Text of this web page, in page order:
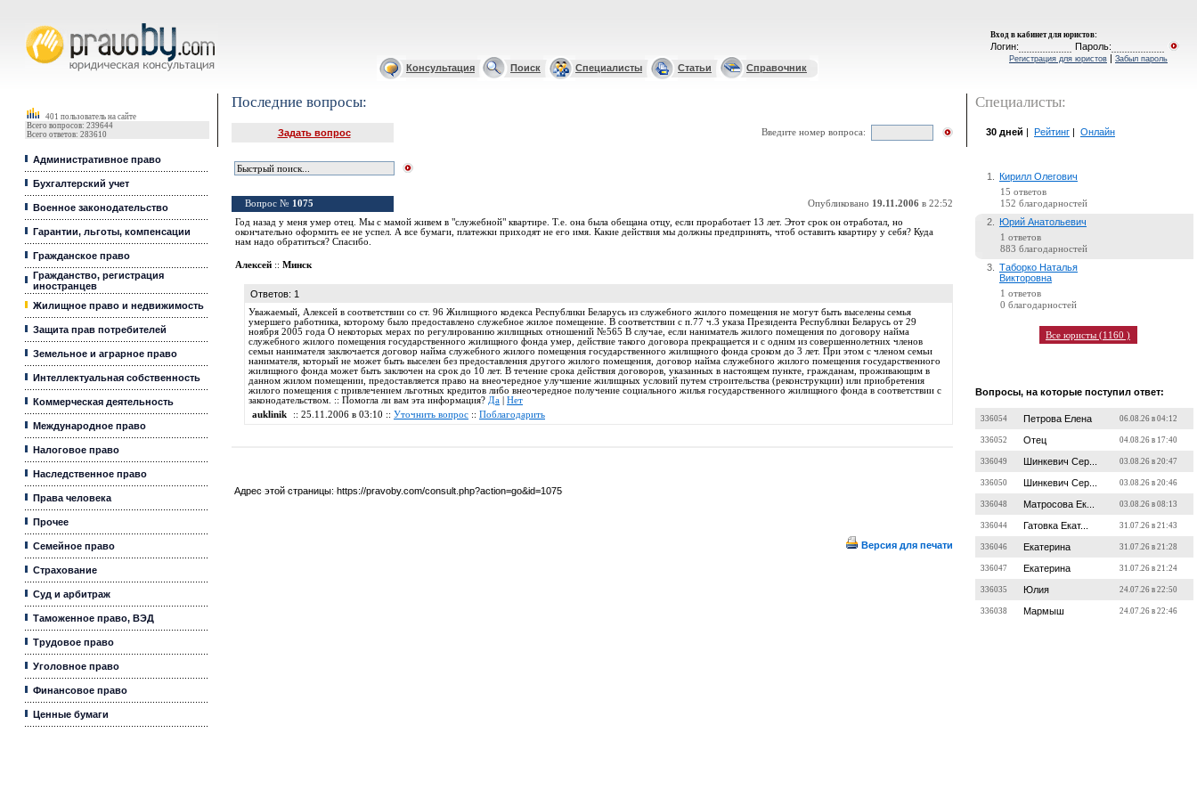
Вход в кабинет для юристов:
Логин: Пароль:
Регистрация для юристов | Забыл пароль
Консультация Поиск Специалисты Статьи Справочник
401 пользователь на сайте
Всего вопросов: 239644
Всего ответов: 283610
Административное право
Бухгалтерский учет
Военное законодательство
Гарантии, льготы, компенсации
Гражданское право
Гражданство, регистрация
иностранцев
Жилищное право и недвижимость
Защита прав потребителей
Земельное и аграрное право
Интеллектуальная собственность
Коммерческая деятельность
Международное право
Налоговое право
Наследственное право
Права человека
Прочее
Семейное право
Страхование
Суд и арбитраж
Таможенное право, ВЭД
Трудовое право
Уголовное право
Финансовое право
Ценные бумаги
Последние вопросы:
Задать вопрос Введите номер вопроса:
Вопрос № 1075 Опубликовано 19.11.2006 в 22:52
Год назад у меня умер отец. Мы с мамой живем в "служебной" квартире. Т.е. она была обещана отцу, если проработает 13 лет. Этот срок он отработал, но
окончательно оформить ее не успел. А все бумаги, платежки приходят не его имя. Какие действия мы должны предпринять, чтоб оставить квартиру у себя? Куда
нам надо обратиться? Спасибо.
Алексей :: Минск
Ответов: 1
Уважаемый, Алексей в соответствии со ст. 96 Жилищного кодекса Республики Беларусь из служебного жилого помещения не могут быть выселены семья
умершего работника, которому было предоставлено служебное жилое помещение. В соответствии с п.77 ч.3 указа Президента Республики Беларусь от 29
ноября 2005 года О некоторых мерах по регулированию жилищных отношений №565 В случае, если наниматель жилого помещения по договору найма
служебного жилого помещения государственного жилищного фонда умер, действие такого договора прекращается и с одним из совершеннолетних членов
семьи нанимателя заключается договор найма служебного жилого помещения государственного жилищного фонда сроком до 3 лет. При этом с членом семьи
нанимателя, который не может быть выселен без предоставления другого жилого помещения, договор найма служебного жилого помещения государственного
жилищного фонда может быть заключен на срок до 10 лет. В течение срока действия договоров, указанных в настоящем пункте, гражданам, проживающим в
данном жилом помещении, предоставляется право на внеочередное улучшение жилищных условий путем строительства (реконструкции) или приобретения
жилого помещения с привлечением льготных кредитов либо внеочередное получение социального жилья государственного жилищного фонда в соответствии с
законодательством. :: Помогла ли вам эта информация? Да
Нет
auklinik
:: 25.11.2006 в 03:10 :: Уточнить вопрос :: Поблагодарить
Адрес этой страницы: https://pravoby.com/consult.php?action=go&id=1075
Версия для печати
Специалисты:
30 дней Рейтинг Онлайн
1. Кирилл Олегович
15 ответов
152 благодарностей
2. Юрий Анатольевич
1 ответов
883 благодарностей
3.
Таборко Наталья
Викторовна
1 ответов
0 благодарностей
Все юристы (1160 )
Вопросы, на которые поступил ответ:
336054 Петрова Елена 06.08.26 в 04:12
336052 Отец 04.08.26 в 17:40
336049 Шинкевич Сер... 03.08.26 в 20:47
336050 Шинкевич Сер... 03.08.26 в 20:46
336048 Матросова Ек... 03.08.26 в 08:13
336044 Гатовка Екат... 31.07.26 в 21:43
336046 Екатерина 31.07.26 в 21:28
336047 Екатерина 31.07.26 в 21:24
336035 Юлия 24.07.26 в 22:50
336038 Мармыш 24.07.26 в 22:46